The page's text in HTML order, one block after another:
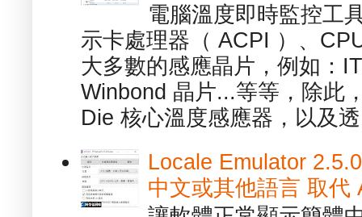
電腦溫度即時監控工
示卡處理器（ ACPI ）、
大多數的感應晶片，例如：
Winbond 晶片...等等，除此
Die 核心溫度感應器，以及
Locale Emulator
中文或其他語言 取代